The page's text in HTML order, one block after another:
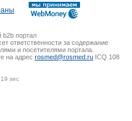
b2b портал
ответственности за содержание
и посетителями портала.
на адрес rosmed@rosmed.ru ICQ 108
sec